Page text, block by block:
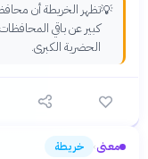
💡تظهر الخريطة أن
كبير عن باقي
الحضرية الكبرى.
معنى› خريطة